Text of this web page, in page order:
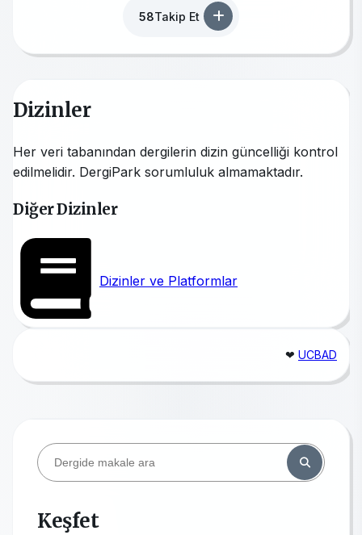
58Takip Et
Dizinler
Her veri tabanından dergilerin dizin güncelliği kontrol
edilmelidir. DergiPark sorumluluk almamaktadır.
Diğer Dizinler
Dizinler ve Platformlar
❤ UCBAD
Keşfet